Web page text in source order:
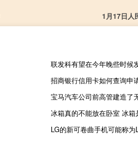
1月17日人
联发科有望在今年晚些时候
招商银行信用卡如何查询申
宝马汽车公司前高管建造了
冰箱真的不能放在卧室 冰
LG的新可卷曲手机可能称为